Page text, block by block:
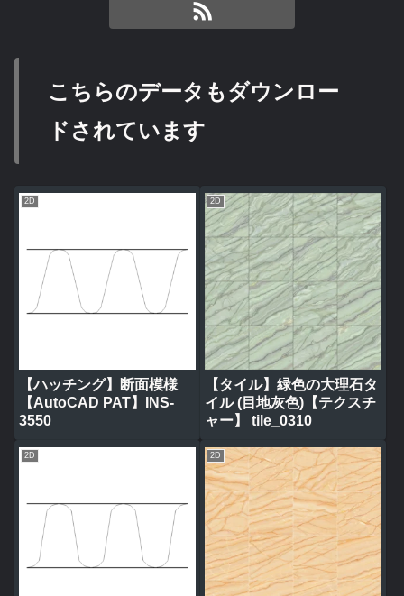
こちらのデータもダウンロー
ドされています
2D
【ハッチング】断面模様
【AutoCAD PAT】INS-
3550
2D
【タイル】緑色の大理石タ
イル (目地灰色)【テクスチ
ャー】 tile_0310
2D 2D